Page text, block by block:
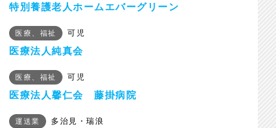
特別養護老人ホームエバーグリーン
医療、福祉 可児
医療法人純真会
医療、福祉 可児
医療法人馨仁会 藤掛病院
運送業 多治見・瑞浪